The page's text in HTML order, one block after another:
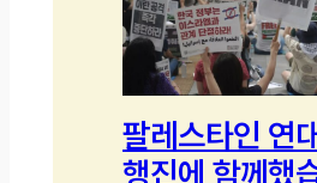
팔레스타인 연
행진에 함께했